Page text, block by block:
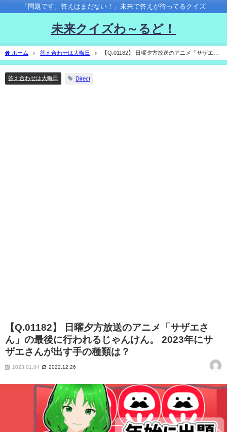
「問題です。答えはまだない！」未来で答えが待ってるクイズ
未来クイズわ～るど！
ホーム 答え合わせは大晦日
【Q.01182】 日曜夕方放送のアニメ「サザエさ
ん」の最後に行われるじゃんけん。 2023年にサザエさんが出す手の種類は？
答え合わせは大晦日 Direct
【Q.01182】 日曜夕方放送のアニメ「サザエさ
ん」の最後に行われるじゃんけん。 2023年にサ
ザエさんが出す手の種類は？
2023.01.04 2022.12.26